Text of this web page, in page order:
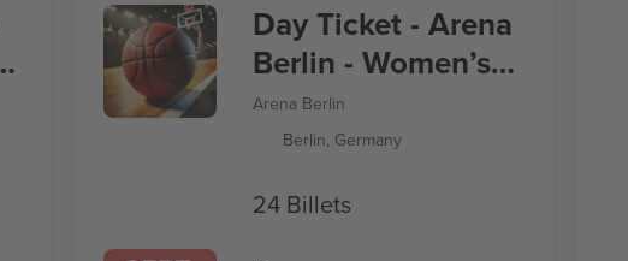
Day Ticket - Arena
Berlin - Women’s
Basketball World
Cup
Arena Berlin
Berlin, Germany
24 Billets